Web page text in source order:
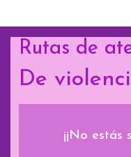
Rutas de
De
¡¡No estás